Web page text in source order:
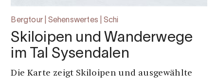
Bergtour | Sehenswertes | Schi
Skiloipen und Wanderwege
im Tal Sysendalen
Die Karte zeigt Skiloipen und ausgewählte